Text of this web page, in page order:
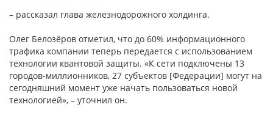
– рассказал глава железнодорожного холдинга.
Олег Белозёров отметил, что до 60% информационного
трафика компании теперь передается с использованием
технологии квантовой защиты. «К сети подключены 13
городов-миллионников, 27 субъектов [Федерации] могут на
сегодняшний момент уже начать пользоваться новой
технологией», – уточнил он.